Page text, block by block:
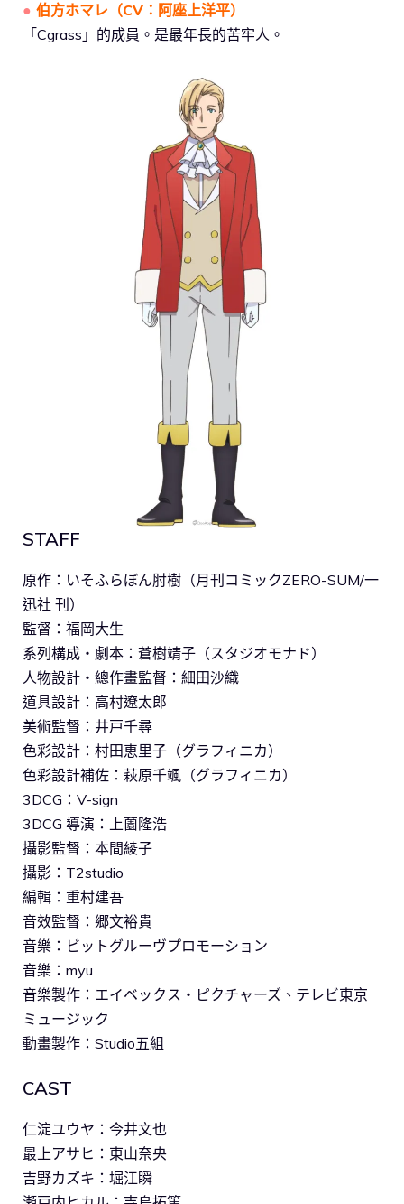
● 伯方ホマレ （CV：阿座上洋平）
「Cgrass」的成員。是最年長的苦牢人。
STAFF
原作：いそふらぼん肘樹（月刊コミックZERO-SUM/一
迅社 刊）
監督：福岡大生
系列構成・劇本：蒼樹靖子（スタジオモナド）
人物設計・總作畫監督：細田沙織
道具設計：高村遼太郎
美術監督：井戸千尋
色彩設計：村田恵里子（グラフィニカ）
色彩設計補佐：萩原千颯（グラフィニカ）
3DCG：V-sign
3DCG 導演：上薗隆浩
攝影監督：本間綾子
攝影：T2studio
編輯：重村建吾
音效監督：郷文裕貴
音樂：ビットグルーヴプロモーション
音樂：myu
音樂製作：エイベックス・ピクチャーズ、テレビ東京
ミュージック
動畫製作：Studio五組
CAST
仁淀ユウヤ：今井文也
最上アサヒ：東山奈央
吉野カズキ：堀江瞬